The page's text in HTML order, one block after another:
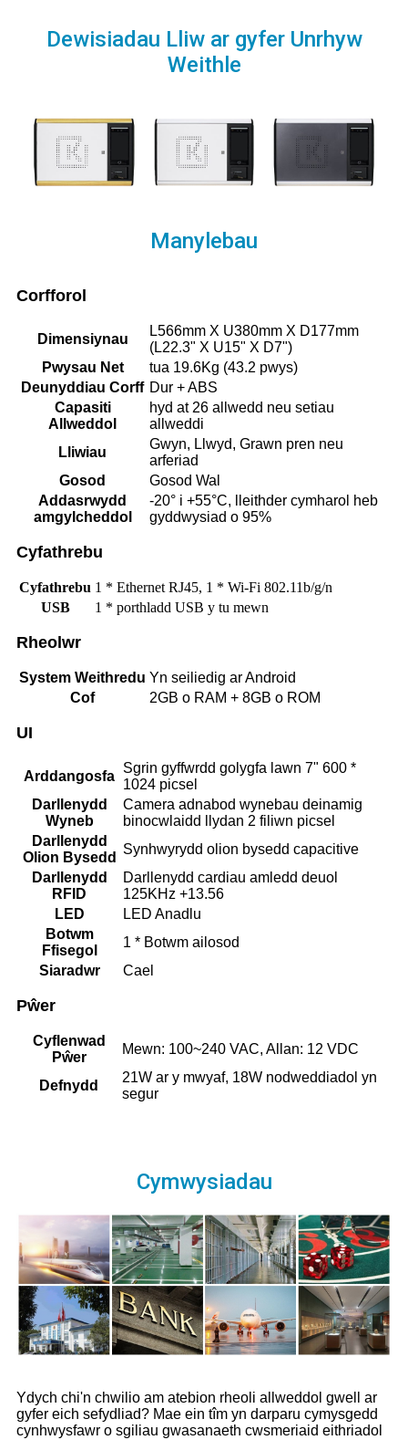
Dewisiadau Lliw ar gyfer Unrhyw
Weithle
Manylebau
Corfforol
Dimensiynau
L566mm X U380mm X D177mm
(L22.3" X U15" X D7")
Pwysau Net
tua 19.6Kg (43.2 pwys)
Deunyddiau Corff Dur + ABS
Capasiti
Allweddol
hyd at 26 allwedd neu setiau
allweddi
Lliwiau
Gwyn, Llwyd, Grawn pren neu
arferiad
Gosod
Gosod Wal
Addasrwydd
amgylcheddol
-20° i +55°C, lleithder cymharol heb
gyddwysiad o 95%
Cyfathrebu
Cyfathrebu 1 * Ethernet RJ45, 1 * Wi-Fi 802.11b/g/n
USB
1 * porthladd USB y tu mewn
Rheolwr
System Weithredu Yn seiliedig ar Android
Cof
2GB o RAM + 8GB o ROM
UI
Arddangosfa
Sgrin gyffwrdd golygfa lawn 7" 600 *
1024 picsel
Darllenydd
Wyneb
Camera adnabod wynebau deinamig
binocwlaidd llydan 2 filiwn picsel
Darllenydd
Olion Bysedd
Synhwyrydd olion bysedd capacitive
Darllenydd
RFID
Darllenydd cardiau amledd deuol
125KHz +13.56
LED
LED Anadlu
Botwm
Ffisegol
1 * Botwm ailosod
Siaradwr
Cael
Pŵer
Cyflenwad
Pŵer
Mewn: 100~240 VAC, Allan: 12 VDC
Defnydd
21W ar y mwyaf, 18W nodweddiadol yn
segur
Cymwysiadau
Ydych chi'n chwilio am atebion rheoli allweddol gwell ar
gyfer eich sefydliad? Mae ein tîm yn darparu cymysgedd
cynhwysfawr o sgiliau gwasanaeth cwsmeriaid eithriadol